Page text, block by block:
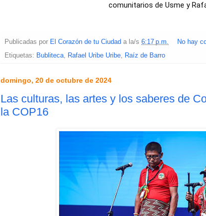
comunitarios de Usme y
Publicadas por El Corazón de tu Ciudad a la/s 6:17 p.m.
No hay
Etiquetas: Bubliteca Rafael Uribe Uribe Raíz de Barro
domingo, 20 de octubre de 2024
Las culturas, las artes y los saberes de
la COP16